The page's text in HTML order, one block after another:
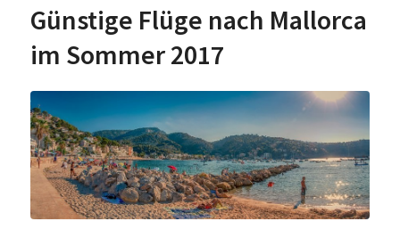
Günstige Flüge nach Mallorca
im Sommer 2017